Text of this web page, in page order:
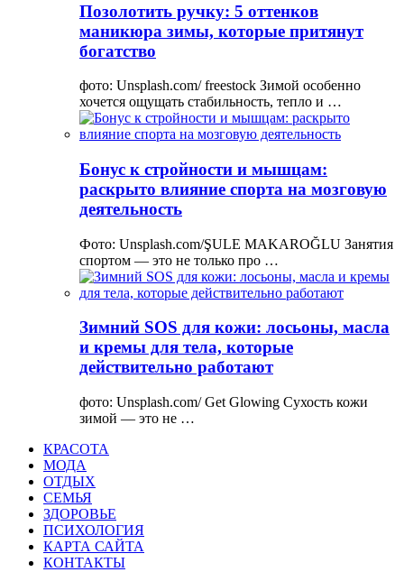
Позолотить ручку: 5 оттенков
маникюра зимы, которые притянут
богатство
фото: Unsplash.com/ freestock Зимой особенно
хочется ощущать стабильность, тепло и …
Бонус к стройности и мышцам:
раскрыто влияние спорта на мозговую
деятельность
Фото: Unsplash.com/ŞULE MAKAROĞLU Занятия
спортом — это не только про …
Зимний SOS для кожи: лосьоны, масла
и кремы для тела, которые
действительно работают
фото: Unsplash.com/ Get Glowing Сухость кожи
зимой — это не …
КРАСОТА
МОДА
ОТДЫХ
СЕМЬЯ
ЗДОРОВЬЕ
ПСИХОЛОГИЯ
КАРТА САЙТА
КОНТАКТЫ